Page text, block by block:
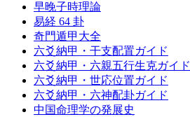
早晚子時理論
易経 64 卦
奇門遁甲大全
六爻納甲・干支配置ガイド
六爻納甲・六親五行生克ガイド
六爻納甲・世応位置ガイド
六爻納甲・六神配卦ガイド
中国命理学の発展史